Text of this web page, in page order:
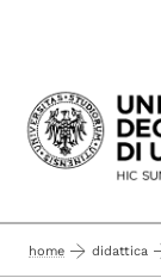
Passa
home didattica